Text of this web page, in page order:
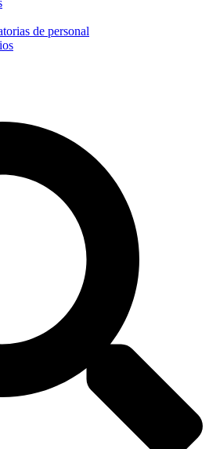
de personal